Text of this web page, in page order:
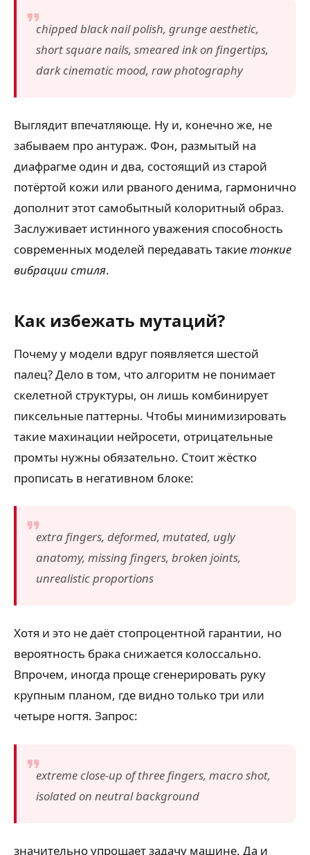
chipped black nail polish, grunge aesthetic,
short square nails, smeared ink on fingertips,
dark cinematic mood, raw photography
Выглядит впечатляюще. Ну и, конечно же, не
забываем про антураж. Фон, размытый на
диафрагме один и два, состоящий из старой
потёртой кожи или рваного денима, гармонично
дополнит этот самобытный колоритный образ.
Заслуживает истинного уважения способность
современных моделей передавать такиетонкие
вибрации стиля.
Как избежать мутаций?
Почему у модели вдруг появляется шестой
палец? Дело в том, что алгоритм не понимает
скелетной структуры, он лишь комбинирует
пиксельные паттерны. Чтобы минимизировать
такие махинации нейросети, отрицательные
промты нужны обязательно. Стоит жёстко
прописать в негативном блоке:
extra fingers, deformed, mutated, ugly
anatomy, missing fingers, broken joints,
unrealistic proportions
Хотя и это не даёт стопроцентной гарантии, но
вероятность брака снижается колоссально.
Впрочем, иногда проще сгенерировать руку
крупным планом, где видно только три или
четыре ногтя. Запрос:
extreme close-up of three fingers, macro shot,
isolated on neutral background
значительно упрощает задачу машине. Да и